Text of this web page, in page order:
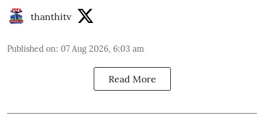
thanthitv
Published on: 07 Aug 2026, 6:03 am
Read More